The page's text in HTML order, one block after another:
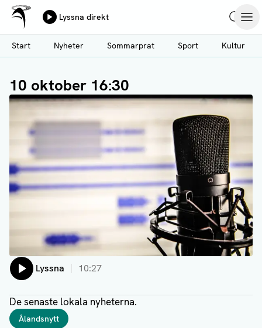
Hoppa
till
huvudinnehåll
Ålands Radio & TV
Lyssna direkt
Start
Nyheter Sommarprat Sport Kultur
10 oktober 16:30
Lyssna 10:27
De senaste lokala nyheterna.
Taggar
Ålandsnytt